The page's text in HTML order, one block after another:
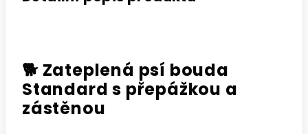
🐕 Zateplená psí bouda
Standard s přepážkou a
zástěnou